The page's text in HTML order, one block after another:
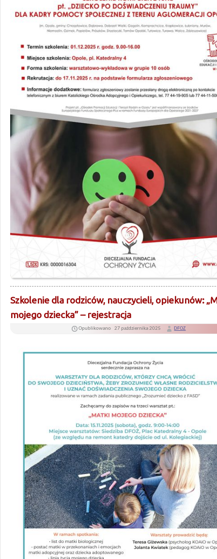
Szkolenie dla rodziców, nauczycieli, opiekunów:
mojego dziecka” – rejestracja
Opublikowano 27 października 2025 DFOZ